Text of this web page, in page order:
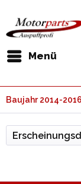
Menü
Baujahr 2014-2016